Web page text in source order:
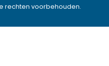
rechten voorbehouden.